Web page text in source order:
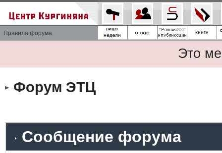
Правила форума
Это
Форум ЭТЦ
Сообщение форума